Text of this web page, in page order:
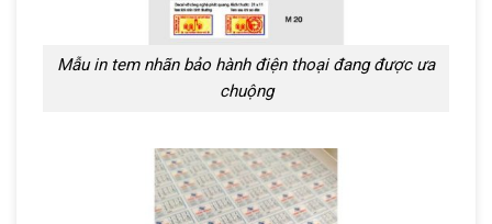
Mẫu in tem nhãn bảo hành điện thoại đang được ưa
chuộng